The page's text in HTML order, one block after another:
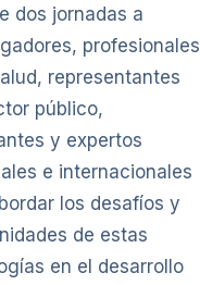
dos jornadas a
profesionales
representantes
público,
y expertos
e internacionales
los desafíos y
de estas
en el desarrollo